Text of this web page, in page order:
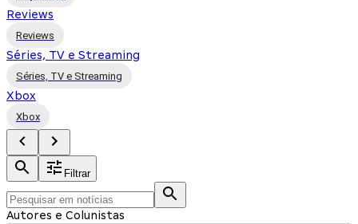
Reviews
Reviews
Séries, TV e Streaming
Séries, TV e Streaming
Xbox
Xbox
Filtrar
Autores e Colunistas